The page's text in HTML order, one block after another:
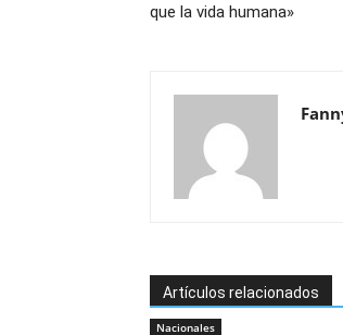
que la vida humana»
Artículos relacionados
Nacionales